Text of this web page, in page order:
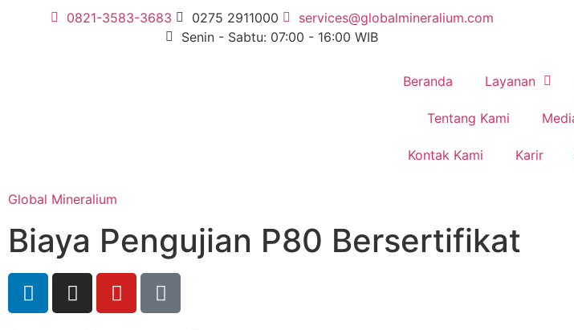
0821-3583-3683 0275 2911000
services@globalmineralium.com
Senin - Sabtu: 07:00 - 16:00 WIB
Beranda Layanan
Tentang Kami
Kontak Kami Karir
Global Mineralium
Biaya Pengujian P80 Bersertifikat